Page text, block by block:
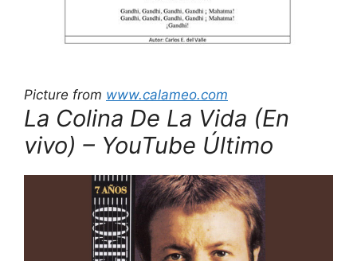
Picture from www.calameo.com
La Colina De La Vida (En
vivo) – YouTube Último